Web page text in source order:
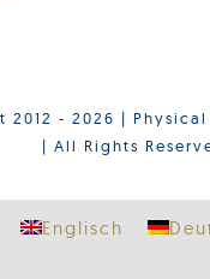
- 2026 | Physical
| All Rights
Englisch